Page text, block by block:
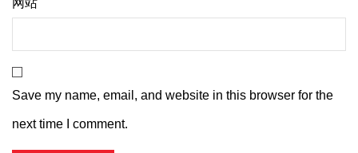
Save my name, email, and website in this browser for the
next time I comment.